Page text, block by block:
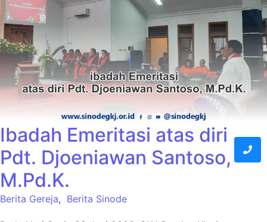
Ibadah Emeritasi atas diri
Pdt. Djoeniawan Santoso,
M.Pd.K.
Berita Gereja, Berita Sinode